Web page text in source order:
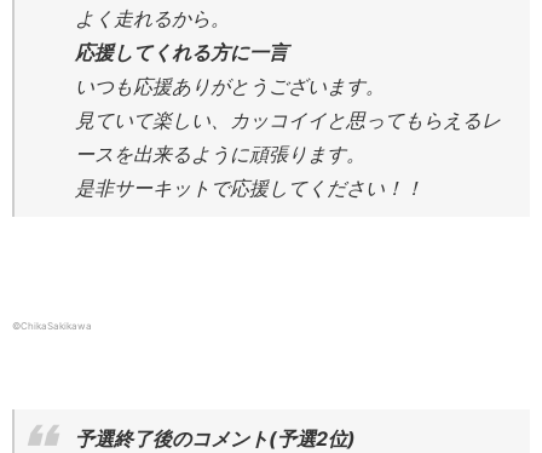
よく走れるから。
応援してくれる方に一言
いつも応援ありがとうございます。
見ていて楽しい、カッコイイと思ってもらえるレ
ースを出来るように頑張ります。
是非サーキットで応援してください！！
©ChikaSakikawa
予選終了後のコメント(予選2位)